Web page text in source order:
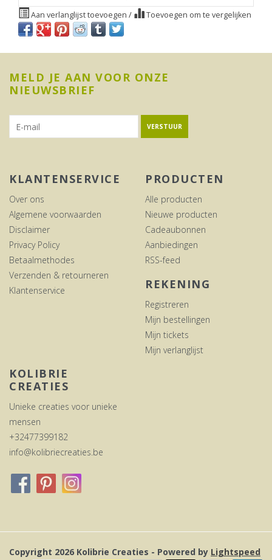
Aan verlanglijst toevoegen / Toevoegen om te vergelijken
MELD JE AAN VOOR ONZE
NIEUWSBRIEF
VERSTUUR
KLANTENSERVICE
Over ons
Algemene voorwaarden
Disclaimer
Privacy Policy
Betaalmethodes
Verzenden & retourneren
Klantenservice
PRODUCTEN
Alle producten
Nieuwe producten
Cadeaubonnen
Aanbiedingen
RSS-feed
REKENING
Registreren
Mijn bestellingen
Mijn tickets
Mijn verlanglijst
KOLIBRIE
CREATIES
Unieke creaties voor unieke
mensen
+32477399182
info@kolibriecreaties.be
Copyright 2026 Kolibrie Creaties - Powered by Lightspeed